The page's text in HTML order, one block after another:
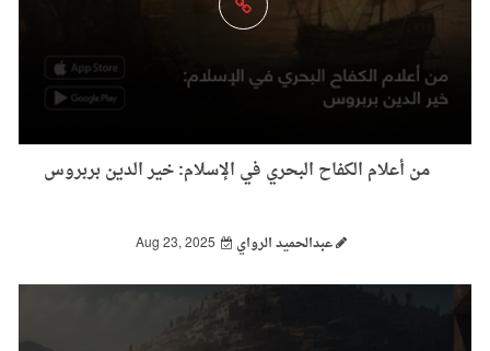
من أعلام الكفاح البحري في الإسلام: خير الدين بربروس
عبدالحميد الرواي Aug 23, 2025